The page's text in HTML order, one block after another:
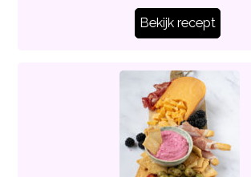
Bekijk recept